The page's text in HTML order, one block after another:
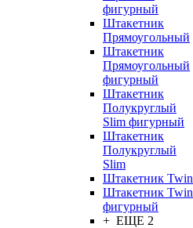
фигурный
Штакетник
Прямоугольный
Штакетник
Прямоугольный
фигурный
Штакетник
Полукруглый
Slim фигурный
Штакетник
Полукруглый
Slim
Штакетник Twin
Штакетник Twin
фигурный
+ ЕЩЕ 2